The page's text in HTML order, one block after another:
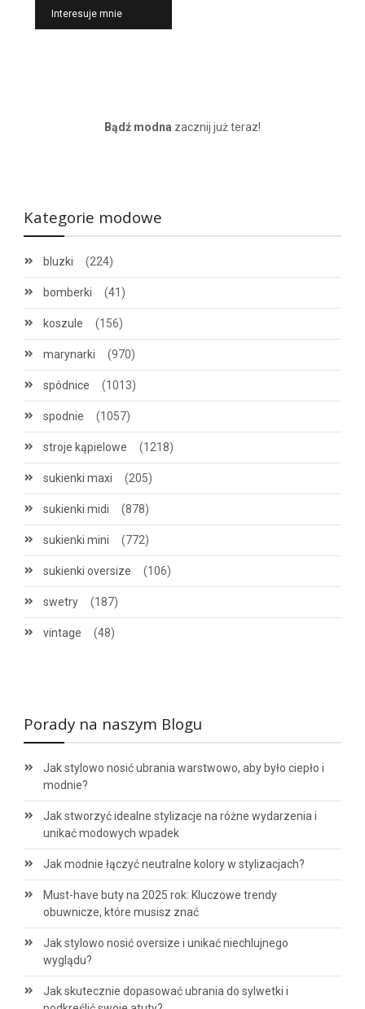
Interesuje mnie
Bądź modna zacznij już teraz!
Kategorie modowe
bluzki (224)
bomberki (41)
koszule (156)
marynarki (970)
spódnice (1013)
spodnie (1057)
stroje kąpielowe (1218)
sukienki maxi (205)
sukienki midi (878)
sukienki mini (772)
sukienki oversize (106)
swetry (187)
vintage (48)
Porady na naszym Blogu
Jak stylowo nosić ubrania warstwowo, aby było ciepło i
modnie?
Jak stworzyć idealne stylizacje na różne wydarzenia i
unikać modowych wpadek
Jak modnie łączyć neutralne kolory w stylizacjach?
Must-have buty na 2025 rok: Kluczowe trendy
obuwnicze, które musisz znać
Jak stylowo nosić oversize i unikać niechlujnego
wyglądu?
Jak skutecznie dopasować ubrania do sylwetki i